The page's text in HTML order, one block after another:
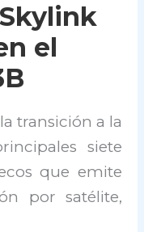
el
transición a la
siete
que emite
por satélite,